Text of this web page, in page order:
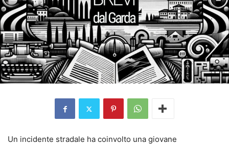
Un incidente stradale ha coinvolto una giovane